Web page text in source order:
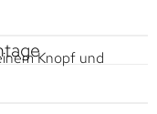
Knopf und